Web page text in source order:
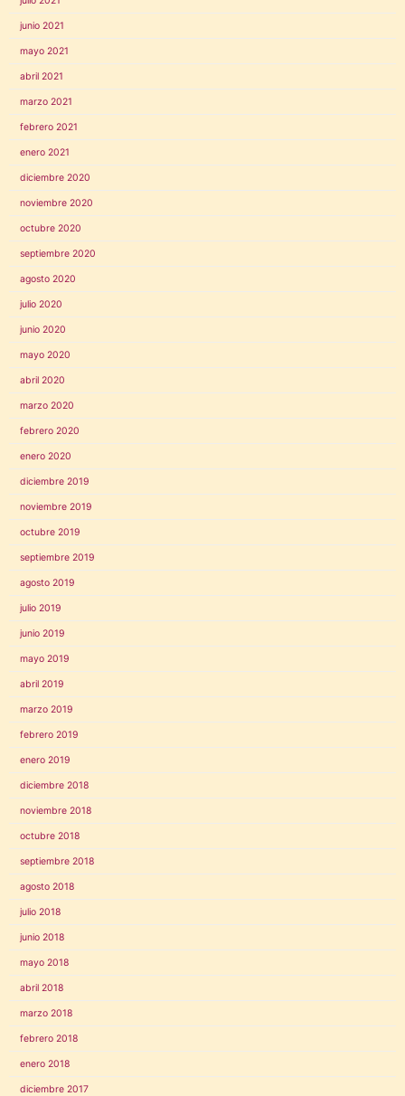
junio 2021
mayo 2021
abril 2021
marzo 2021
febrero 2021
enero 2021
diciembre 2020
noviembre 2020
octubre 2020
septiembre 2020
agosto 2020
julio 2020
junio 2020
mayo 2020
abril 2020
marzo 2020
febrero 2020
enero 2020
diciembre 2019
noviembre 2019
octubre 2019
septiembre 2019
agosto 2019
julio 2019
junio 2019
mayo 2019
abril 2019
marzo 2019
febrero 2019
enero 2019
diciembre 2018
noviembre 2018
octubre 2018
septiembre 2018
agosto 2018
julio 2018
junio 2018
mayo 2018
abril 2018
marzo 2018
febrero 2018
enero 2018
diciembre 2017